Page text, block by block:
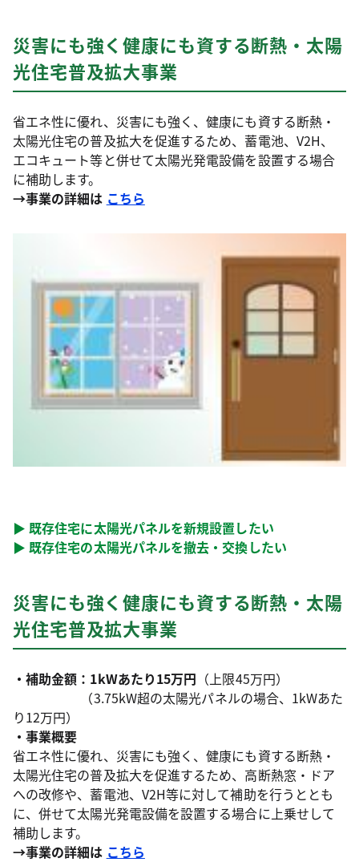
災害にも強く健康にも資する断熱・太陽
光住宅普及拡大事業
省エネ性に優れ、災害にも強く、健康にも資する断熱・
太陽光住宅の普及拡大を促進するため、蓄電池、V2H、
エコキュート等と併せて太陽光発電設備を設置する場合
に補助します。
→事業の詳細は こちら
▶ 既存住宅に太陽光パネルを新規設置したい
▶ 既存住宅の太陽光パネルを撤去・交換したい
災害にも強く健康にも資する断熱・太陽
光住宅普及拡大事業
・補助金額：1kWあたり15万円 （上限45万円）
（3.75kW超の太陽光パネルの場合、1kWあた
り12万円）
・事業概要
省エネ性に優れ、災害にも強く、健康にも資する断熱・
太陽光住宅の普及拡大を促進するため、高断熱窓・ドア
への改修や、蓄電池、V2H等に対して補助を行うととも
に、併せて太陽光発電設備を設置する場合に上乗せして
補助します。
→事業の詳細は こちら